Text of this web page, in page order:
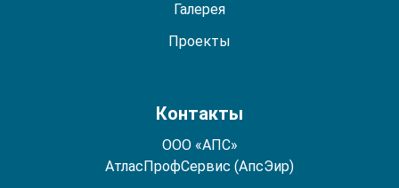
Галерея
Проекты
Контакты
ООО «АПС»
АтласПрофСервис (АпсЭир)